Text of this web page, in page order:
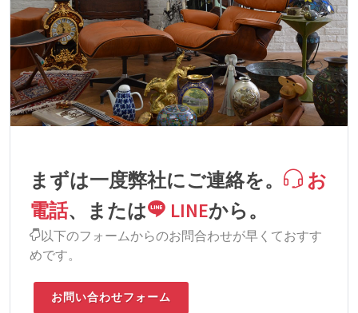
まずは一度弊社にご連絡を。
お
電話、または LINEから。
以下のフォームからのお問合わせが早くておすす
めです。
お問い合わせフォーム